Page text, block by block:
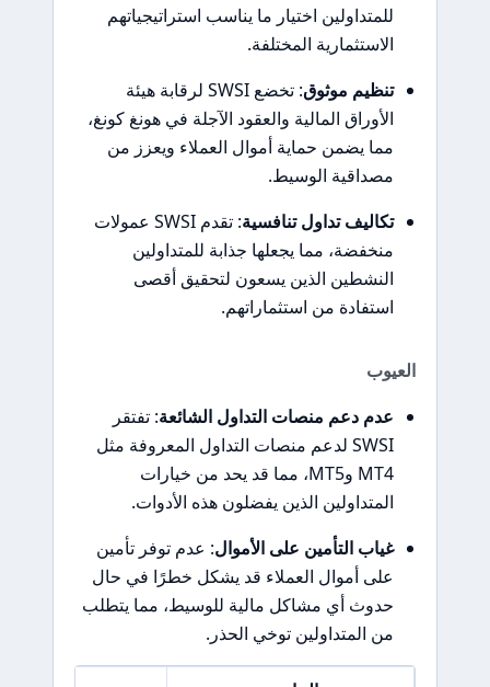
للمتداولين اختيار ما يناسب استراتيجياتهم
الاستثمارية المختلفة.
تنظيم موثوق
: تخضع SWSI لرقابة هيئة
الأوراق المالية والعقود الآجلة في هونغ كونغ،
مما يضمن حماية أموال العملاء ويعزز من
مصداقية الوسيط.
تكاليف تداول تنافسية
: تقدم SWSI عمولات
منخفضة، مما يجعلها جذابة للمتداولين
النشطين الذين يسعون لتحقيق أقصى
استفادة من استثماراتهم.
العيوب
عدم دعم منصات التداول الشائعة: تفتقر
SWSI لدعم منصات التداول المعروفة مثل
MT4 وMT5، مما قد يحد من خيارات
المتداولين الذين يفضلون هذه الأدوات.
غياب التأمين على الأموال: عدم توفر تأمين
على أموال العملاء قد يشكل خطرًا في حال
حدوث أي مشاكل مالية للوسيط، مما يتطلب
من المتداولين توخي الحذر.